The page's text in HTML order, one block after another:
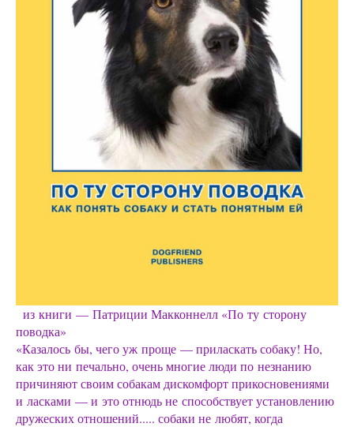
из книги — Патриции Макконнелл «По ту сторону
поводка»
«Казалось бы, чего уж проще — приласкать собаку! Но,
как это ни печально, очень многие люди по незнанию
причиняют своим собакам дискомфорт прикосновениями
и ласками — и это отнюдь не способствует установлению
дружеских отношений..... собаки не любят, когда